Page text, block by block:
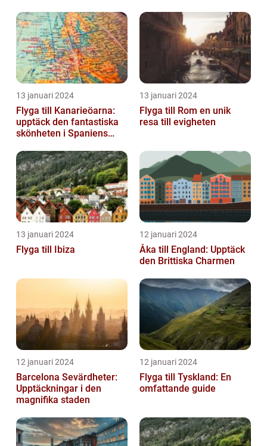
13 januari 2024
Flyga till Kanarieöarna:
upptäck den fantastiska
skönheten i Spaniens
13 januari 2024
Flyga till Rom en unik
resa till evigheten
13 januari 2024
Flyga till Ibiza
12 januari 2024
Åka till England: Upptäck
den Brittiska Charmen
12 januari 2024
Barcelona Sevärdheter:
Upptäckningar i den
magnifika staden
12 januari 2024
Flyga till Tyskland: En
omfattande guide